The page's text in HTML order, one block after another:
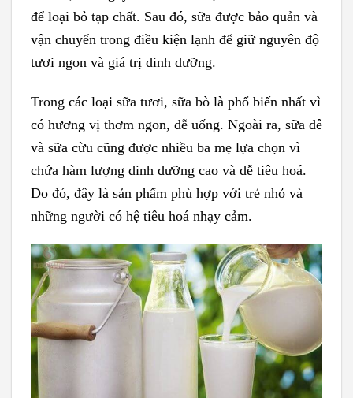
để loại bỏ tạp chất. Sau đó, sữa được bảo quản và
vận chuyển trong điều kiện lạnh để giữ nguyên độ
tươi ngon và giá trị dinh dưỡng.
Trong các loại sữa tươi, sữa bò là phổ biến nhất vì
có hương vị thơm ngon, dễ uống. Ngoài ra, sữa dê
và sữa cừu cũng được nhiều ba mẹ lựa chọn vì
chứa hàm lượng dinh dưỡng cao và dễ tiêu hoá.
Do đó, đây là sản phẩm phù hợp với trẻ nhỏ và
những người có hệ tiêu hoá nhạy cảm.